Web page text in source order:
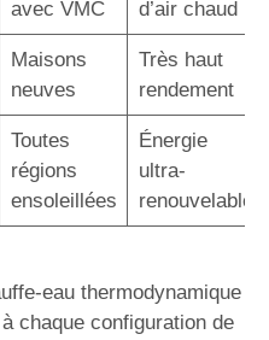
avec VMC
d’air chaud
Maisons
neuves
Très haut
rendement
Toutes
régions
ensoleillées
Énergie
ultra-
renouvelable
eau thermodynamique
chaque configuration de